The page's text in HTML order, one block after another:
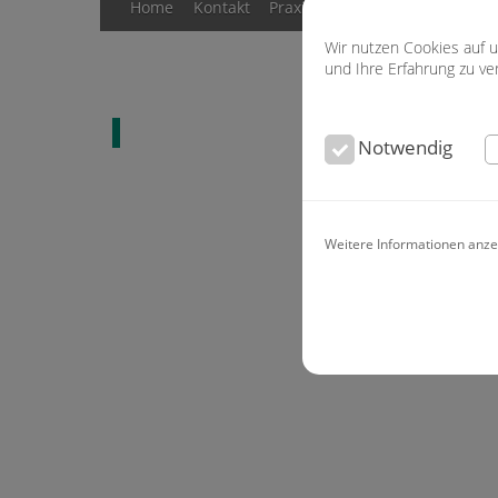
Wir nutzen Cookies auf
und Ihre Erfahrung zu
Notwendig
Weitere Informationen
Home Kontakt Praxis
Alle News lesen